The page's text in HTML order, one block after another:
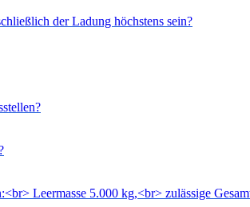
der Ladung höchstens sein?
Leermasse 5.000 kg,<br> zulässige